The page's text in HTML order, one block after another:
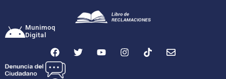
Munimoq
Digital